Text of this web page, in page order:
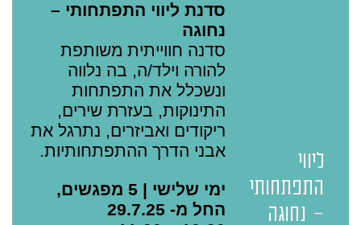
ליווי
התפתחותי
- נחוגה
סדנת ליווי התפתחותי –
נחוגה
סדנה חווייתית משותפת
להורה וילד/ה, בה נלווה
ונשכלל את התפתחות
התינוקות, בעזרת שירים,
ריקודים ואביזרים, נתרגל את
אבני הדרך ההתפתחותיות.
ימי שלישי | 5 מפגשים,
החל מ- 29.7.25